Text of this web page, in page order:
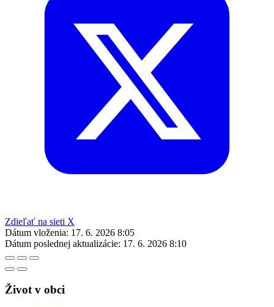
Zdieľať na sieti X
Dátum vloženia: 17. 6. 2026 8:05
Dátum poslednej aktualizácie: 17. 6. 2026 8:10
Život v obci